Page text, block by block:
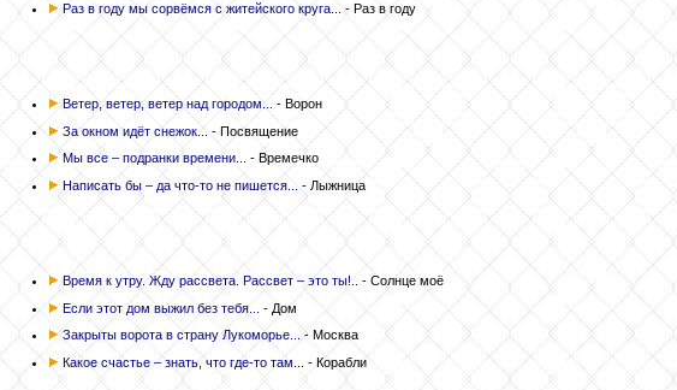
Раз в году мы сорвёмся с житейского круга...
- Раз в году
Ветер, ветер, ветер над городом...
- Ворон
За окном идёт снежок... - Посвящение
Мы все – подранки времени...
- Времечко
Написать бы – да что-то не пишется... - Лыжница
Время к утру. Жду рассвета. Рассвет – это ты!..
- Солнце моё
Если этот дом выжил без тебя...
- Дом
Закрыты ворота в страну Лукоморье...
- Москва
Какое счастье – знать, что где-то там...
- Корабли